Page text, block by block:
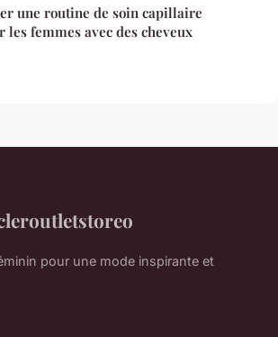
une routine de soin capillaire
femmes avec des cheveux
pour une mode inspirante et